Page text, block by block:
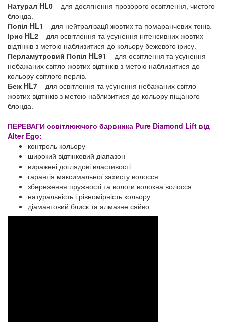
Натурал HL0 – для досягнення прозорого освітлення, чистого
блонда.
Попіл HL1 – для нейтралізації жовтих та помаранчевих тонів.
Ірис HL2 – для освітлення та усунення інтенсивних жовтих
відтінків з метою наблизитися до кольору бежевого ірису.
Перламутровий Попіл HL91 – для освітлення та усунення
небажаних світло-жовтих відтінків з метою наблизитися до
кольору світлого перлів.
Беж HL7 – для освітлення та усунення небажаних світло-
жовтих відтінків з метою наблизитися до кольору піщаного
блонда.
ПЕРЕВАГИ освітлюючого барвника Pure Diamond Lift від
Alter Ego:
контроль кольору
широкий відтінковий діапазон
виражені доглядові властивості
гарантія максимальної захисту волосся
збереження пружності та вологи волокна волосся
натуральність і рівномірність кольору
діамантовий блиск та алмазне сяйво